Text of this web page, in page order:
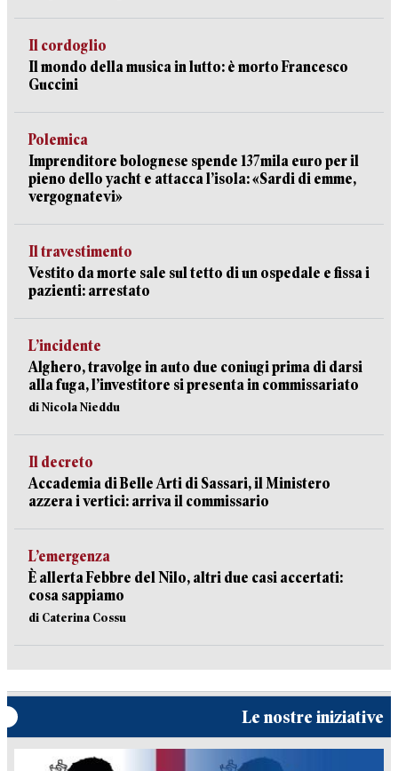
Il cordoglio
Il mondo della musica in lutto: è morto Francesco
Guccini
Polemica
Imprenditore bolognese spende 137mila euro per il
pieno dello yacht e attacca l’isola: «Sardi di emme,
vergognatevi»
Il travestimento
Vestito da morte sale sul tetto di un ospedale e fissa i
pazienti: arrestato
L’incidente
Alghero, travolge in auto due coniugi prima di darsi
alla fuga, l’investitore si presenta in commissariato
di Nicola Nieddu
Il decreto
Accademia di Belle Arti di Sassari, il Ministero
azzera i vertici: arriva il commissario
L’emergenza
È allerta Febbre del Nilo, altri due casi accertati:
cosa sappiamo
di Caterina Cossu
Le nostre iniziative